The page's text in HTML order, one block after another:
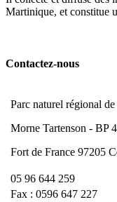
Martinique, et constitue
Contactez-nous
Parc naturel régional
Morne Tartenson - BP
Fort de France 97205
05 96 644 259
Fax : 0596 647 227